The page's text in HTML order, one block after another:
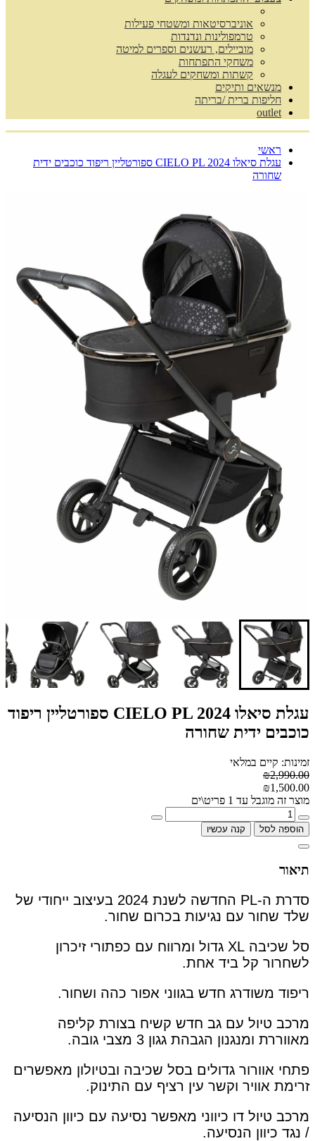
אוניברסיטאות ומשטחי פעילות
טרמפולינות ונדנדות
מוביילים, רעשנים וספרים למיטה
משחקי התפתחות
קשתות ומשחקים לעגלה
מנשאים ותיקים
חליפות ברית /בריתה
outlet
ראשי
עגלת סיאלו CIELO PL 2024 ספורטליין ריפוד כוכבים ידית
שחורה
עגלת סיאלו CIELO PL 2024 ספורטליין ריפוד
כוכבים ידית שחורה
זמינות: קיים במלאי
₪2,990.00
₪1,500.00
מוצר זה מוגבל עד 1 פריט\ים
הוספה לסל קנה עכשיו
תיאור
סדרת ה-PL החדשה לשנת 2024 בעיצוב ייחודי של
שלד שחור עם נגיעות בכרום שחור.
סל שכיבה XL גדול ומרווח עם כפתורי זיכרון
לשחרור קל ביד אחת.
ריפוד משודרג חדש בגווני אפור כהה ושחור.
מרכב טיול עם גב חדש קשיח בצורת קליפה
מאווררת ומנגנון הגבהת גגון 3 מצבי גובה.
פתחי אוורור גדולים בסל שכיבה ובטיולון מאפשרים
זרימת אוויר וקשר עין רציף עם התינוק.
מרכב טיול דו כיווני מאפשר נסיעה עם כיוון הנסיעה
/ נגד כיוון הנסיעה.